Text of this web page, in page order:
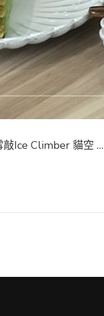
敲Ice Climber 貓空 …